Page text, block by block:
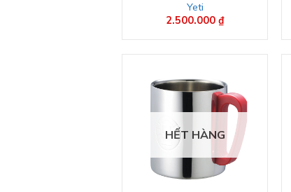
Yeti
2.500.000 ₫
HẾT HÀNG